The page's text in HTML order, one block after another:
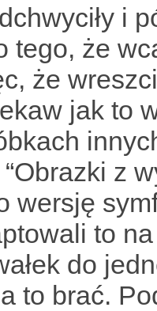
i
tego, że
że
jak to
z
wersję
to
do
to brać.